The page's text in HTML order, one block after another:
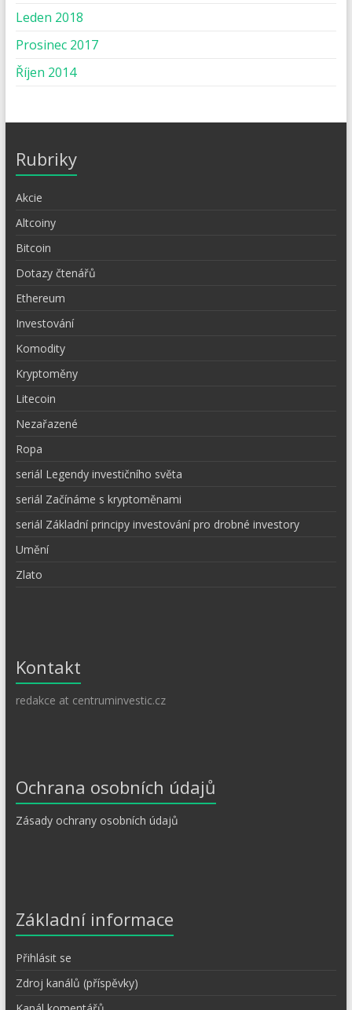
Leden 2018
Prosinec 2017
Říjen 2014
Rubriky
Akcie
Altcoiny
Bitcoin
Dotazy čtenářů
Ethereum
Investování
Komodity
Kryptoměny
Litecoin
Nezařazené
Ropa
seriál Legendy investičního světa
seriál Začínáme s kryptoměnami
seriál Základní principy investování pro drobné investory
Umění
Zlato
Kontakt
redakce at centruminvestic.cz
Ochrana osobních údajů
Zásady ochrany osobních údajů
Základní informace
Přihlásit se
Zdroj kanálů (příspěvky)